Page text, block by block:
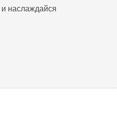
и наслаждайся